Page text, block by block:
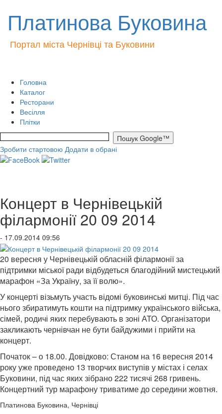
Платинова Буковина
Портал міста Чернівці та Буковини
Головна
Каталог
Ресторани
Весілля
Плітки
Зробити стартовою Додати в обрані
Концерт в Чернівецькій
філармонії 20 09 2014
- 17.09.2014 09:56
20 вересня у Чернівецькій обласній філармонії за
підтримки міської ради відбудеться благодійний мистецький
марафон «За Україну, за її волю».
У концерті візьмуть участь відомі буковинські митці. Під час
нього збиратимуть кошти на підтримку українського війська,
сімей, родичі яких перебувають в зоні АТО. Організатори
закликають чернівчан не бути байдужими і прийти на
концерт.
Початок – о 18.00. Довідково: Станом на 16 вересня 2014
року уже проведено 13 творчих виступів у містах і селах
Буковини, під час яких зібрано 222 тисячі 268 гривень.
Концертний тур марафону триватиме до середини жовтня.
Платинова Буковина, Чернівці